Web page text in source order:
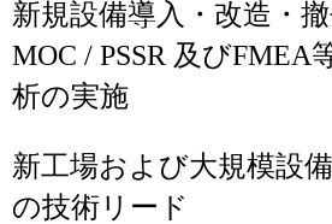
新規設備導入・改造・
MOC / PSSR 及びFMEA
析の実施
新工場および大規模設
の技術リード